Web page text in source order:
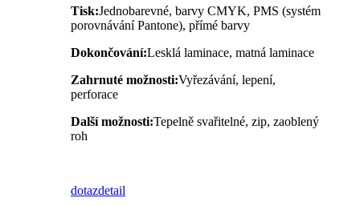
Tisk:Jednobarevné, barvy CMYK, PMS (systém
porovnávání Pantone), přímé barvy
Dokončování:Lesklá laminace, matná laminace
Zahrnuté možnosti:Vyřezávání, lepení,
perforace
Další možnosti:Tepelně svařitelné, zip, zaoblený
roh
dotazdetail